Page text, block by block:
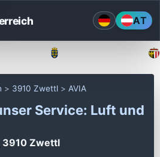
AT
3910 Zwettl AVIA
Service: Luft und
3910 Zwettl